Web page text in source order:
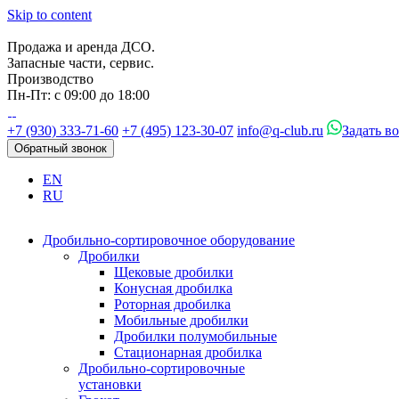
Skip to content
Продажа и аренда ДСО.
Запасные части, сервис.
Производство
Пн-Пт: с 09:00 до 18:00
+7 (930) 333-71-60 +7 (495) 123-30-07 info@q-club.ru Задать
Обратный звонок
EN
RU
Дробильно-сортировочное оборудование
Дробилки
Щековые дробилки
Конусная дробилка
Роторная дробилка
Мобильные дробилки
Дробилки полумобильные
Стационарная дробилка
Дробильно-сортировочные
установки